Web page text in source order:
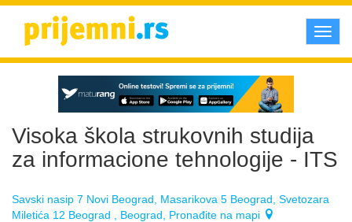
Visoka škola strukovnih studija
za informacione tehnologije - ITS
Savski nasip 7 Novi Beograd, Masarikova 5 Beograd, Svetozara
Miletića 12 Beograd , Beograd, Pronađite na mapi